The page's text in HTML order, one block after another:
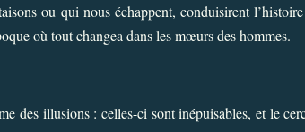
ou qui nous échappent, conduisirent
où tout changea dans les mœurs des hommes.
des illusions : celles-ci sont inépuisables, et le